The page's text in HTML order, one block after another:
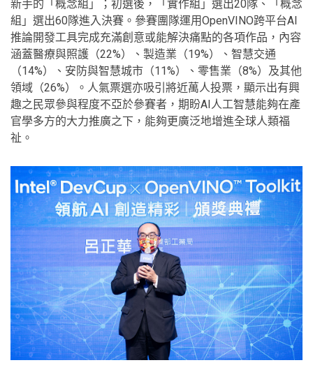
新手的「概念組」；初選後，「實作組」選出20隊、「概念
組」選出60隊進入決賽。參賽團隊運用OpenVINO跨平台AI
推論開發工具完成充滿創意或能解決痛點的各項作品，內容
涵蓋醫療與照護（22%）、製造業（19%）、智慧交通
（14%）、安防與智慧城市（11%）、零售業（8%）及其他
領域（26%）。人氣票選亦吸引將近萬人投票，顯示出有興
趣之民眾參與程度不亞於參賽者，期盼AI人工智慧能夠在產
官學多方的大力推廣之下，能夠更廣泛地增進全球人類福
祉。